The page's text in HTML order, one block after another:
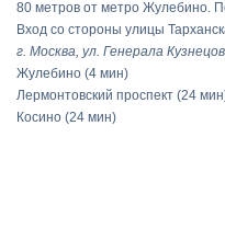
80 метров от метро Жулебино.
Вход со стороны улицы
г. Москва, ул. Генерала
Жулебино (4 мин)
Лермонтовский проспект (24
Косино (24 мин)